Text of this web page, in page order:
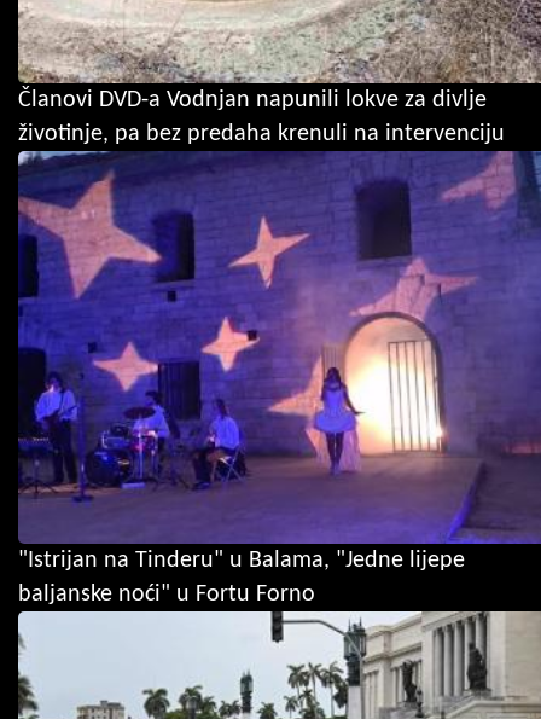
Članovi DVD-a Vodnjan napunili lokve za divlje
životinje, pa bez predaha krenuli na intervenciju
"Istrijan na Tinderu" u Balama, "Jedne lijepe
baljanske noći" u Fortu Forno